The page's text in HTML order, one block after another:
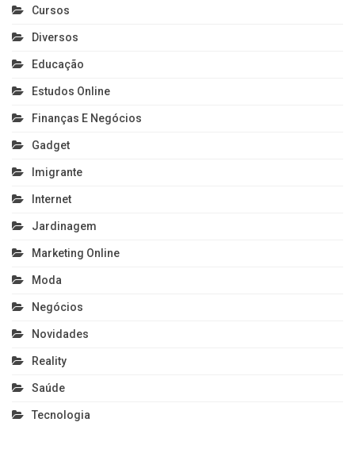
Cursos
Diversos
Educação
Estudos Online
Finanças E Negócios
Gadget
Imigrante
Internet
Jardinagem
Marketing Online
Moda
Negócios
Novidades
Reality
Saúde
Tecnologia